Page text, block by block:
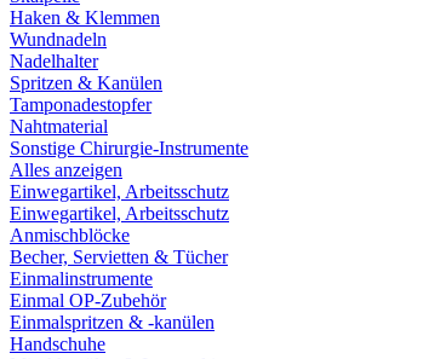
Haken & Klemmen
Wundnadeln
Nadelhalter
Spritzen & Kanülen
Tamponadestopfer
Nahtmaterial
Sonstige Chirurgie-Instrumente
Alles anzeigen
Einwegartikel, Arbeitsschutz
Einwegartikel, Arbeitsschutz
Anmischblöcke
Becher, Servietten & Tücher
Einmalinstrumente
Einmal OP-Zubehör
Einmalspritzen & -kanülen
Handschuhe